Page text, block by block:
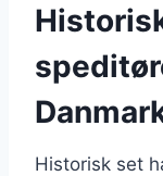
Historisk set